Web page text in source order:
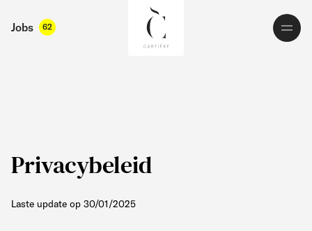
Jobs 62
Privacybeleid
Laste update op 30/01/2025